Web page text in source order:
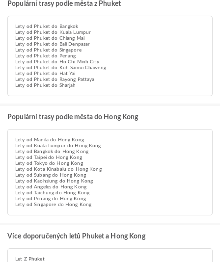
Populární trasy podle města z Phuket
Lety od Phuket do Bangkok
Lety od Phuket do Kuala Lumpur
Lety od Phuket do Chiang Mai
Lety od Phuket do Bali Denpasar
Lety od Phuket do Singapore
Lety od Phuket do Penang
Lety od Phuket do Ho Chi Minh City
Lety od Phuket do Koh Samui Chaweng
Lety od Phuket do Hat Yai
Lety od Phuket do Rayong Pattaya
Lety od Phuket do Sharjah
Populární trasy podle města do Hong Kong
Lety od Manila do Hong Kong
Lety od Kuala Lumpur do Hong Kong
Lety od Bangkok do Hong Kong
Lety od Taipei do Hong Kong
Lety od Tokyo do Hong Kong
Lety od Kota Kinabalu do Hong Kong
Lety od Subang do Hong Kong
Lety od Kaohsiung do Hong Kong
Lety od Angeles do Hong Kong
Lety od Taichung do Hong Kong
Lety od Penang do Hong Kong
Lety od Singapore do Hong Kong
Více doporučených letů Phuket a Hong Kong
Let Z Phuket